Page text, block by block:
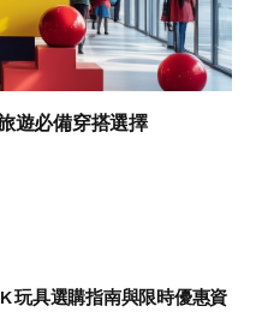
遊必備穿搭選擇
玩具選購指南與限時優惠資